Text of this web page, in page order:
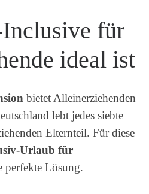
für
ideal ist
bietet Alleinerziehenden
lebt jedes siebte
Elternteil. Für diese
Urlaub für
perfekte Lösung.